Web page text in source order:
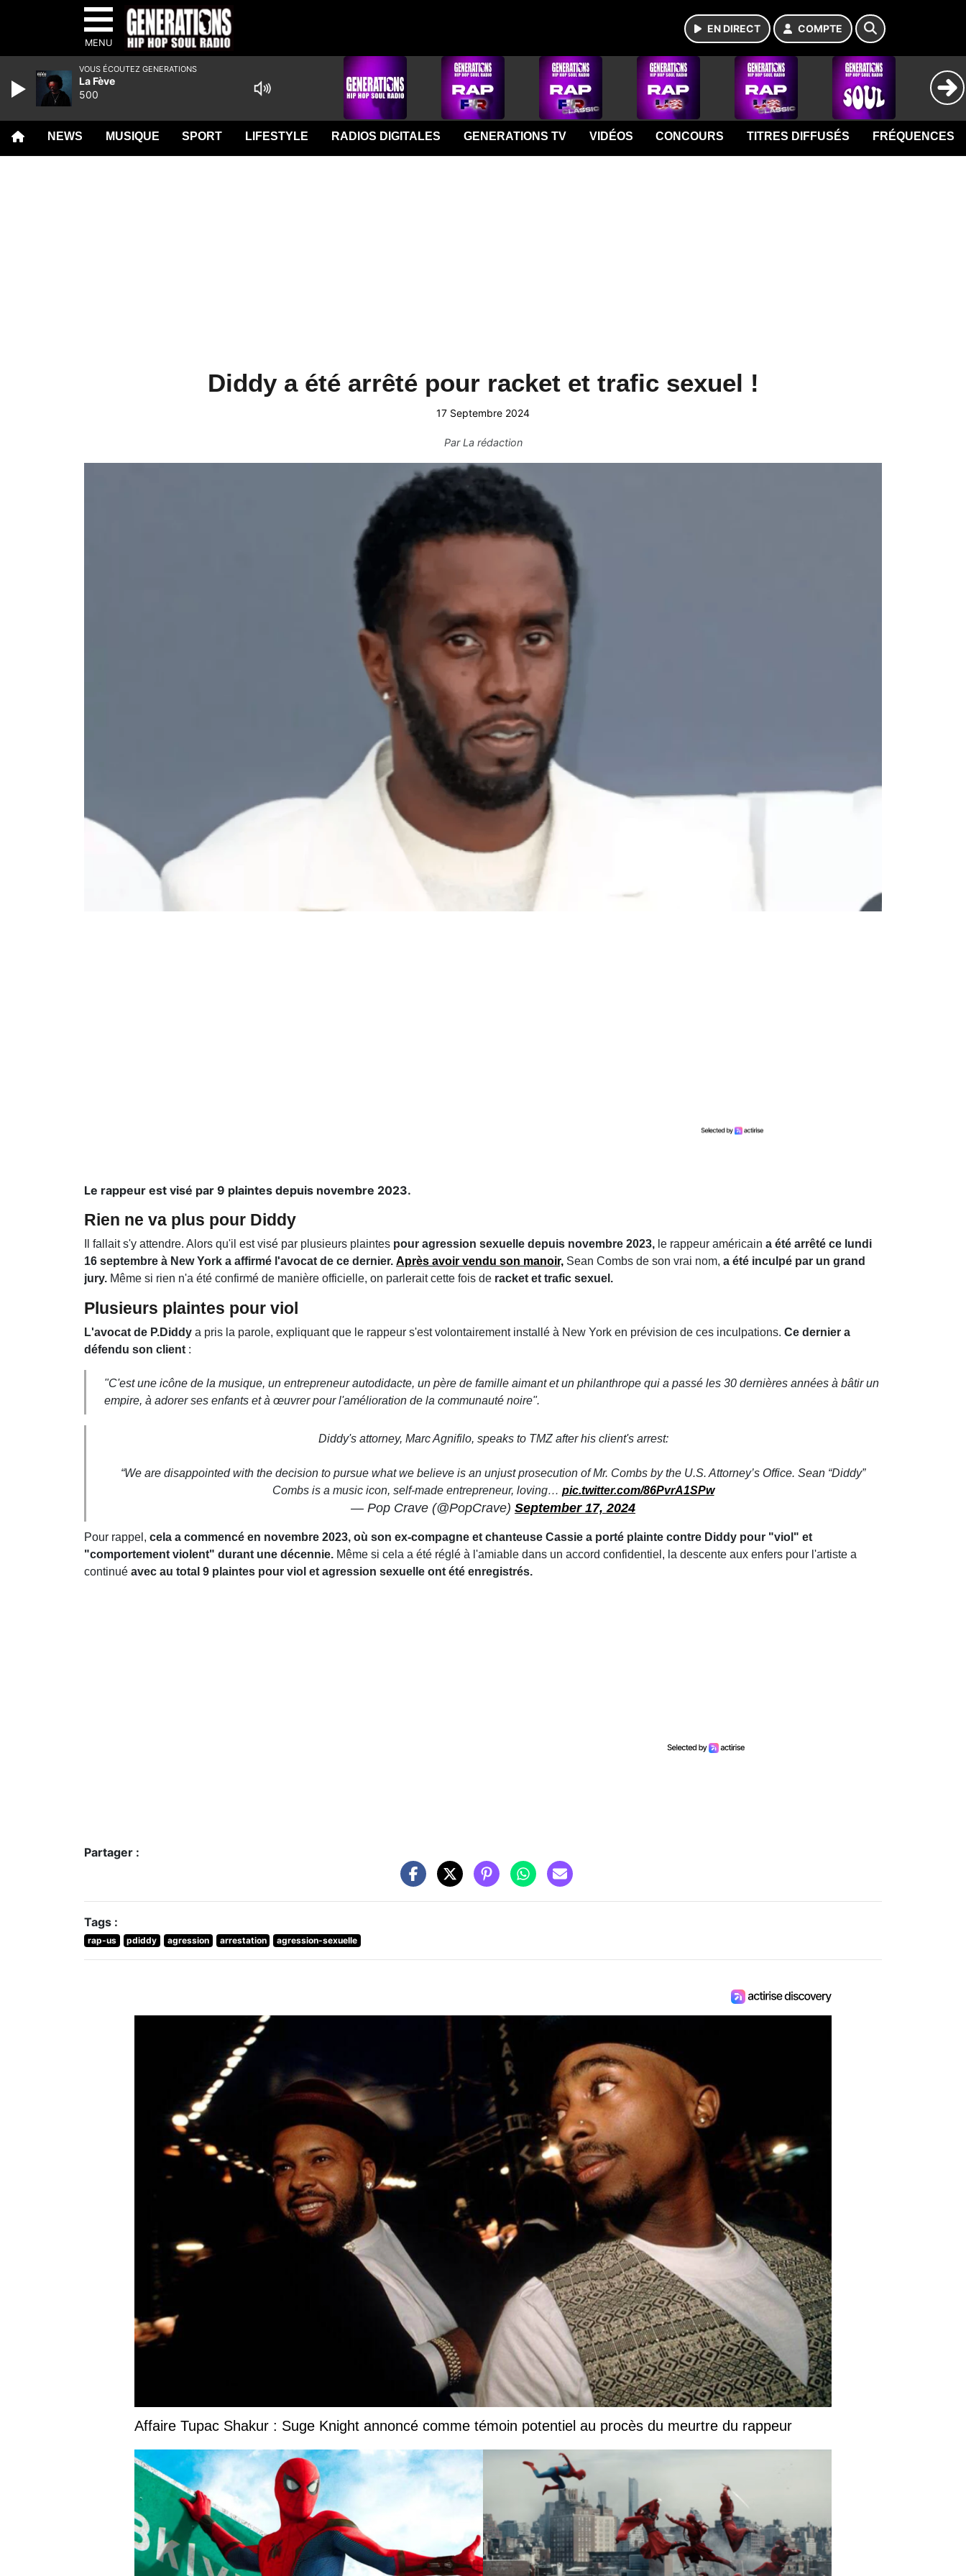
MENU
EN DIRECT COMPTE
NEWS MUSIQUE SPORT LIFESTYLE RADIOS DIGITALES GENERATIONS TV VIDÉOS CONCOURS TITRES DIFFUSÉS FRÉQUENCES
Diddy a été arrêté pour racket et trafic sexuel !
17 Septembre 2024
ParLa rédaction
Le rappeur est visé par 9 plaintes depuis novembre 2023.
Rien ne va plus pour Diddy
Il fallait s'y attendre. Alors qu'il est visé par plusieurs plaintes pour agression sexuelle depuis novembre 2023, le rappeur américain a été arrêté ce lundi
16 septembre à New York a affirmé l'avocat de ce dernier. Après avoir vendu son manoir, Sean Combs de son vrai nom, a été inculpé par un grand
jury. Même si rien n'a été confirmé de manière officielle, on parlerait cette fois de racket et trafic sexuel.
Plusieurs plaintes pour viol
L'avocat de P.Diddy a pris la parole, expliquant que le rappeur s'est volontairement installé à New York en prévision de ces inculpations. Ce dernier a
défendu son client :
"C'est une icône de la musique, un entrepreneur autodidacte, un père de famille aimant et un philanthrope qui a passé les 30 dernières années à bâtir un
empire, à adorer ses enfants et à œuvrer pour l'amélioration de la communauté noire".
Diddy's attorney, Marc Agnifilo, speaks to TMZ after his client's arrest:
“We are disappointed with the decision to pursue what we believe is an unjust prosecution of Mr. Combs by the U.S. Attorney’s Office. Sean “Diddy”
Combs is a music icon, self-made entrepreneur, loving… pic.twitter.com/86PvrA1SPw
— Pop Crave (@PopCrave) September 17, 2024
Pour rappel, cela a commencé en novembre 2023, où son ex-compagne et chanteuse Cassie a porté plainte contre Diddy pour "viol" et
"comportement violent" durant une décennie. Même si cela a été réglé à l'amiable dans un accord confidentiel, la descente aux enfers pour l'artiste a
continué avec au total 9 plaintes pour viol et agression sexuelle ont été enregistrés.
Partager :
Tags :
rap-us pdiddy agression arrestation agression-sexuelle
Affaire Tupac Shakur : Suge Knight annoncé comme témoin potentiel au procès du meurtre du rappeur
VOUS ÉCOUTEZ GENERATIONS
La Fève
500